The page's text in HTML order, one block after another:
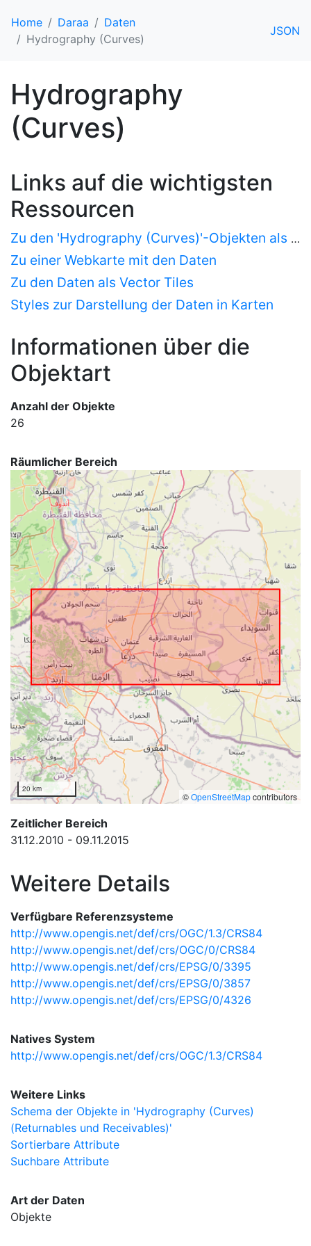
Home Daraa
Daten
Hydrography (Curves)
JSON
Hydrography
(Curves)
Links auf die wichtigsten
Ressourcen
Zu den 'Hydrography (Curves)'-Objekten als HTML
Zu einer Webkarte mit den Daten
Zu den Daten als Vector Tiles
Styles zur Darstellung der Daten in Karten
Informationen über die
Objektart
Anzahl der Objekte
26
Räumlicher Bereich
20 km
©OpenStreetMapcontributors
Zeitlicher Bereich
31.12.2010 - 09.11.2015
Weitere Details
Verfügbare Referenzsysteme
http://www.opengis.net/def/crs/OGC/1.3/CRS84
http://www.opengis.net/def/crs/OGC/0/CRS84
http://www.opengis.net/def/crs/EPSG/0/3395
http://www.opengis.net/def/crs/EPSG/0/3857
http://www.opengis.net/def/crs/EPSG/0/4326
Natives System
http://www.opengis.net/def/crs/OGC/1.3/CRS84
Weitere Links
Schema der Objekte in 'Hydrography (Curves)
(Returnables und Receivables)'
Sortierbare Attribute
Suchbare Attribute
Art der Daten
Objekte